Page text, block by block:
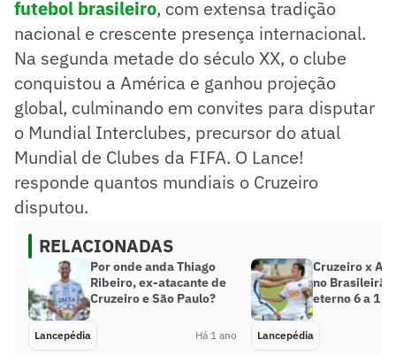
O clube disputou duas edições da Copa Intercontinental:
em 1976 contra o Bayern de Munique e em 1997 contra o
Apesar de ser vice-campeão em ambas as edições, as
campanhas reforçaram a imagem do Cruzeiro no cenário
global.
As participações do Cruzeiro na Copa Intercontinental
ajudaram a expandir sua marca e prestígio internacional.
Resumo supervisionado pelo jornalista!
futebol brasileiro, com extensa tradição
nacional e crescente presença internacional.
Na segunda metade do século XX, o clube
conquistou a América e ganhou projeção
global, culminando em convites para disputar
o Mundial Interclubes, precursor do atual
Mundial de Clubes da FIFA. O Lance!
responde quantos mundiais o Cruzeiro
disputou.
RELACIONADAS
Por onde anda Thiago
Ribeiro, ex-atacante de
Cruzeiro e São Paulo?
Lancepédia Há 1 ano
Cruzeiro x
no Brasileirão
eterno 6 a 1
Lancepédia